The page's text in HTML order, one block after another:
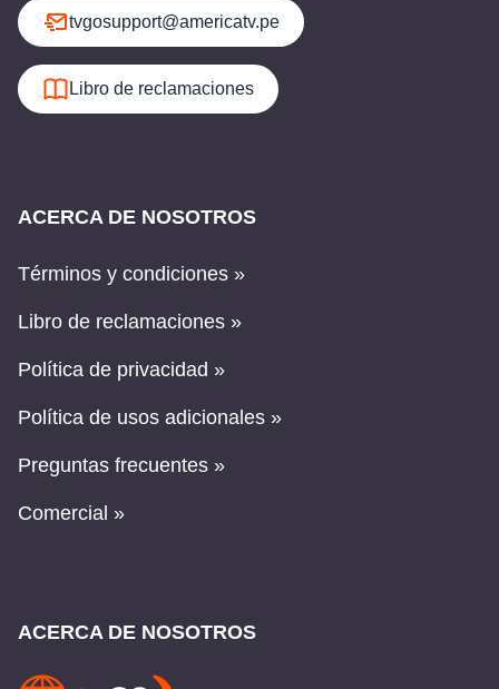
tvgosupport@americatv.pe
Libro de reclamaciones
ACERCA DE NOSOTROS
Términos y condiciones »
Libro de reclamaciones »
Política de privacidad »
Política de usos adicionales »
Preguntas frecuentes »
Comercial »
ACERCA DE NOSOTROS